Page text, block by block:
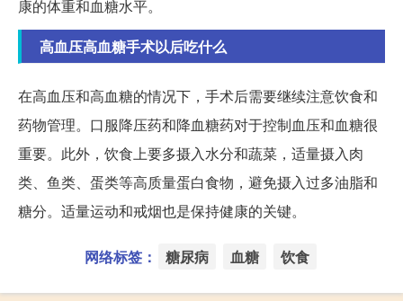
康的体重和血糖水平。
高血压高血糖手术以后吃什么
在高血压和高血糖的情况下，手术后需要继续注意饮食和
药物管理。口服降压药和降血糖药对于控制血压和血糖很
重要。此外，饮食上要多摄入水分和蔬菜，适量摄入肉
类、鱼类、蛋类等高质量蛋白食物，避免摄入过多油脂和
糖分。适量运动和戒烟也是保持健康的关键。
网络标签： 糖尿病 血糖 饮食